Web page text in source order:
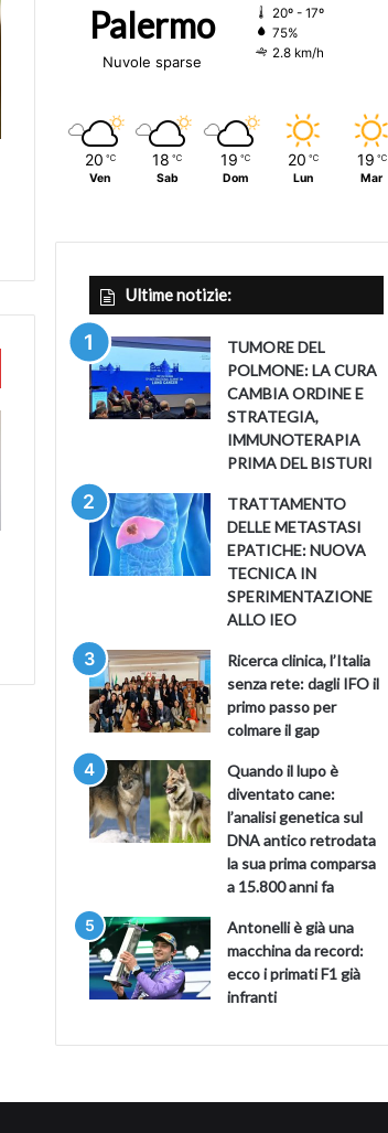
Palermo
Nuvole sparse
20º - 17º
75%
2.8 km/h
20 ℃
Ven
18 ℃
Sab
19 ℃
Dom
20 ℃
Lun
19 ℃
Mar
Ultime notizie:
TUMORE DEL
POLMONE: LA CURA
CAMBIA ORDINE E
STRATEGIA,
IMMUNOTERAPIA
PRIMA DEL BISTURI
TRATTAMENTO
DELLE METASTASI
EPATICHE: NUOVA
TECNICA IN
SPERIMENTAZIONE
ALLO IEO
Ricerca clinica, l’Italia
senza rete: dagli IFO il
primo passo per
colmare il gap
Quando il lupo è
diventato cane:
l’analisi genetica sul
DNA antico retrodata
la sua prima comparsa
a 15.800 anni fa
Antonelli è già una
macchina da record:
ecco i primati F1 già
infranti